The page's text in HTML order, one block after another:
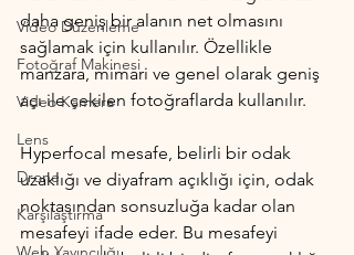
Video Düzenleme
Fotoğraf Makinesi
Video Kamera
Lens
Drone
Karşılaştırma
daha geniş bir alanın net olmasını
sağlamak için kullanılır. Özellikle
manzara, mimari ve genel olarak geniş
açı ile çekilen fotoğraflarda kullanılır.
Hyperfocal mesafe, belirli bir odak
uzaklığı ve diyafram açıklığı için, odak
noktasından sonsuzluğa kadar olan
mesafeyi ifade eder. Bu mesafeyi